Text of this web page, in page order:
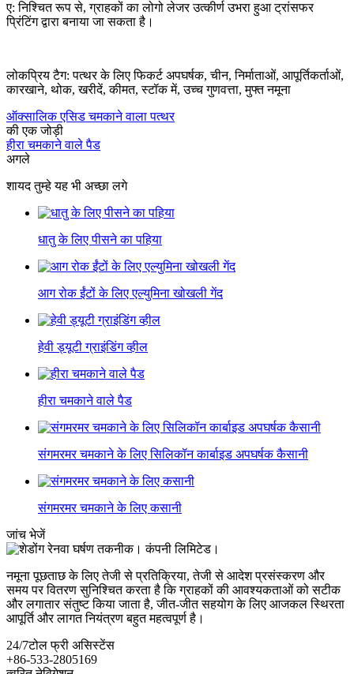
ए: निश्चित रूप से, ग्राहकों का लोगो लेजर उत्कीर्ण उभरा हुआ ट्रांसफर
प्रिंटिंग द्वारा बनाया जा सकता है।
लोकप्रिय टैग: पत्थर के लिए फिकर्ट अपघर्षक, चीन, निर्माताओं, आपूर्तिकर्ताओं,
कारखाने, थोक, खरीदें, कीमत, स्टॉक में, उच्च गुणवत्ता, मुफ्त नमूना
ऑक्सालिक एसिड चमकाने वाला पत्थर
की एक जोड़ी
हीरा चमकाने वाले पैड
अगले
शायद तुम्हे यह भी अच्छा लगे
धातु के लिए पीसने का पहिया
आग रोक ईंटों के लिए एल्युमिना खोखली गेंद
हेवी ड्यूटी ग्राइंडिंग व्हील
हीरा चमकाने वाले पैड
संगमरमर चमकाने के लिए सिलिकॉन कार्बाइड अपघर्षक कैसानी
संगमरमर चमकाने के लिए कसानी
जांच भेजें
नमूना पूछताछ के लिए तेजी से प्रतिक्रिया, तेजी से आदेश प्रसंस्करण और
समय पर वितरण सुनिश्चित करता है कि ग्राहकों की आवश्यकताओं को सटीक
और लगातार संतुष्ट किया जाता है, जीत-जीत सहयोग के लिए आजकल स्थिरता
आपूर्ति और लागत नियंत्रण बहुत महत्वपूर्ण है।
24/7टोल फ्री असिस्टेंस
+86-533-2805169